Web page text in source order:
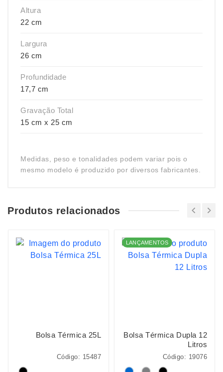
Altura
22 cm
Largura
26 cm
Profundidade
17,7 cm
Gravação Total
15 cm x 25 cm
Medidas, peso e tonalidades podem variar pois o
mesmo modelo é produzido por diversos fabricantes.
Produtos relacionados
Bolsa Térmica 25L
Código: 15487
LANÇAMENTOS
Bolsa Térmica Dupla 12
Litros
Código: 19076